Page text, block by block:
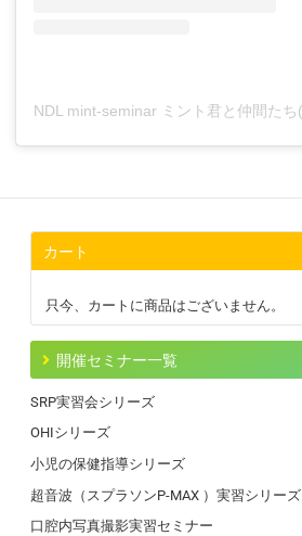
カート
只今、カートに商品はございません。
開催セミナー一覧
SRP実習会シリーズ
OHIシリーズ
小児の保健指導シリーズ
超音波（スプラソンP-MAX ）実習シリーズ
口腔内写真撮影実習セミナー